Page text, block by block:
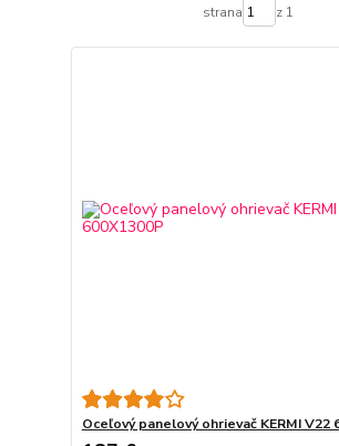
strana z 1
Oceľový panelový ohrievač KERMI V22